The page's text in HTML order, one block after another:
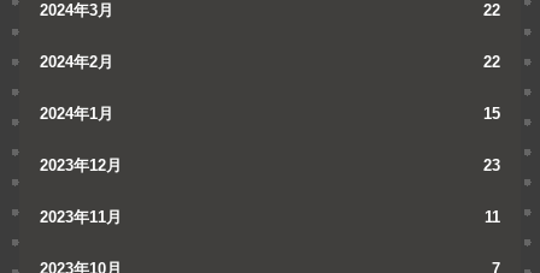
2024年3月 22
2024年2月 22
2024年1月 15
2023年12月 23
2023年11月 11
2023年10月 7